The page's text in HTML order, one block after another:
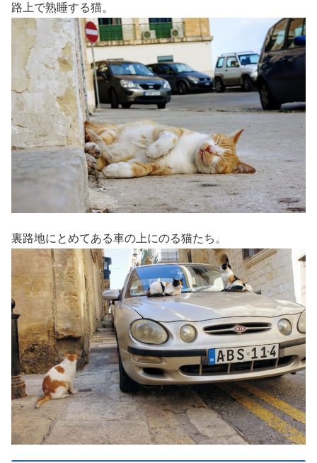
路上で熟睡する猫。
裏路地にとめてある車の上にのる猫たち。